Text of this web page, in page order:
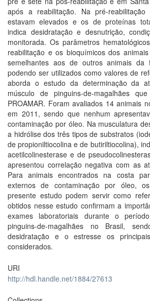
após a reabilitação. Na pré-
estavam elevados e os de proteínas
indica desidratação e desnutrição,
monitorada. Os parâmetros
reabilitação e os bioquímicos dos
semelhantes aos de outros animais da
podendo ser utilizados como valores de
aborda o estudo da determinação da
músculo de pinguins-de-magalhães
PROAMAR. Foram avaliados 14 animais
em 2011, sendo que nenhum
contaminação por óleo. Na musculatura
a hidrólise dos três tipos de substratos
de propioniltiocolina e de butiriltiocolina),
acetilcolinesterase e de
apresentou correlação negativa com as
Para animais encontrados na costa
externos de contaminação por óleo,
presente estudo podem servir como
obtidos nesse estudo confirmam a
exames laboratoriais durante o
pinguins-de-magalhães no Brasil,
desidratação e o estresse os
considerados.
URI
http://hdl.handle.net/1884/27613